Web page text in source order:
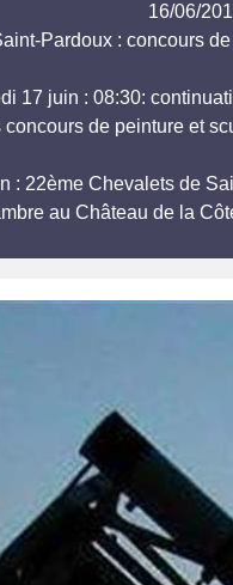
16/06/
Pardoux : concours
17 juin : 08:30:
de peinture et
: 22ème Chevalets de
au Château de la